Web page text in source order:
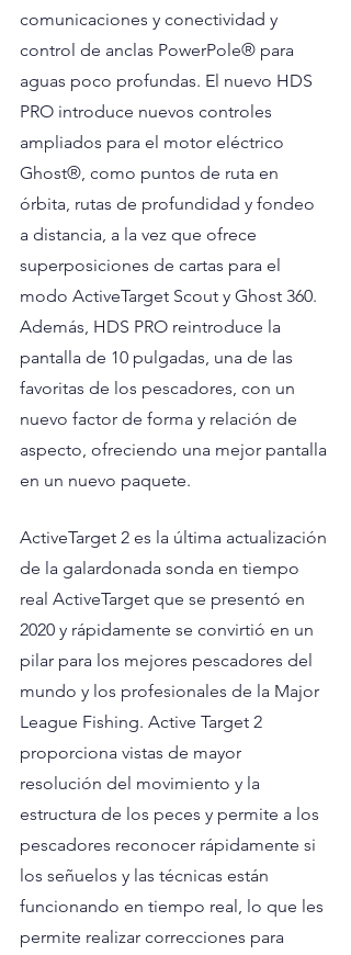
comunicaciones y conectividad y
control de anclas PowerPole® para
aguas poco profundas. El nuevo HDS
PRO introduce nuevos controles
ampliados para el motor eléctrico
Ghost®, como puntos de ruta en
órbita, rutas de profundidad y fondeo
a distancia, a la vez que ofrece
superposiciones de cartas para el
modo ActiveTarget Scout y Ghost 360.
Además, HDS PRO reintroduce la
pantalla de 10 pulgadas, una de las
favoritas de los pescadores, con un
nuevo factor de forma y relación de
aspecto, ofreciendo una mejor pantalla
en un nuevo paquete.
ActiveTarget 2 es la última actualización
de la galardonada sonda en tiempo
real ActiveTarget que se presentó en
2020 y rápidamente se convirtió en un
pilar para los mejores pescadores del
mundo y los profesionales de la Major
League Fishing. Active Target 2
proporciona vistas de mayor
resolución del movimiento y la
estructura de los peces y permite a los
pescadores reconocer rápidamente si
los señuelos y las técnicas están
funcionando en tiempo real, lo que les
permite realizar correcciones para